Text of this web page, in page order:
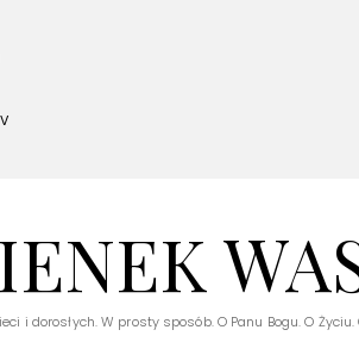
i dorosłych. W prosty sposób. O Panu Bogu. O